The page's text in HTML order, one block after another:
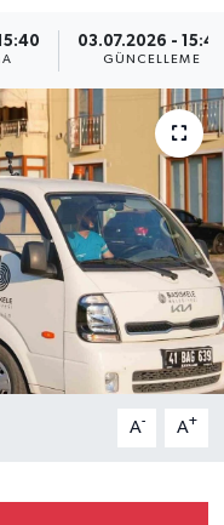
03.07.2026 -
GÜNCELLEME
A- A+